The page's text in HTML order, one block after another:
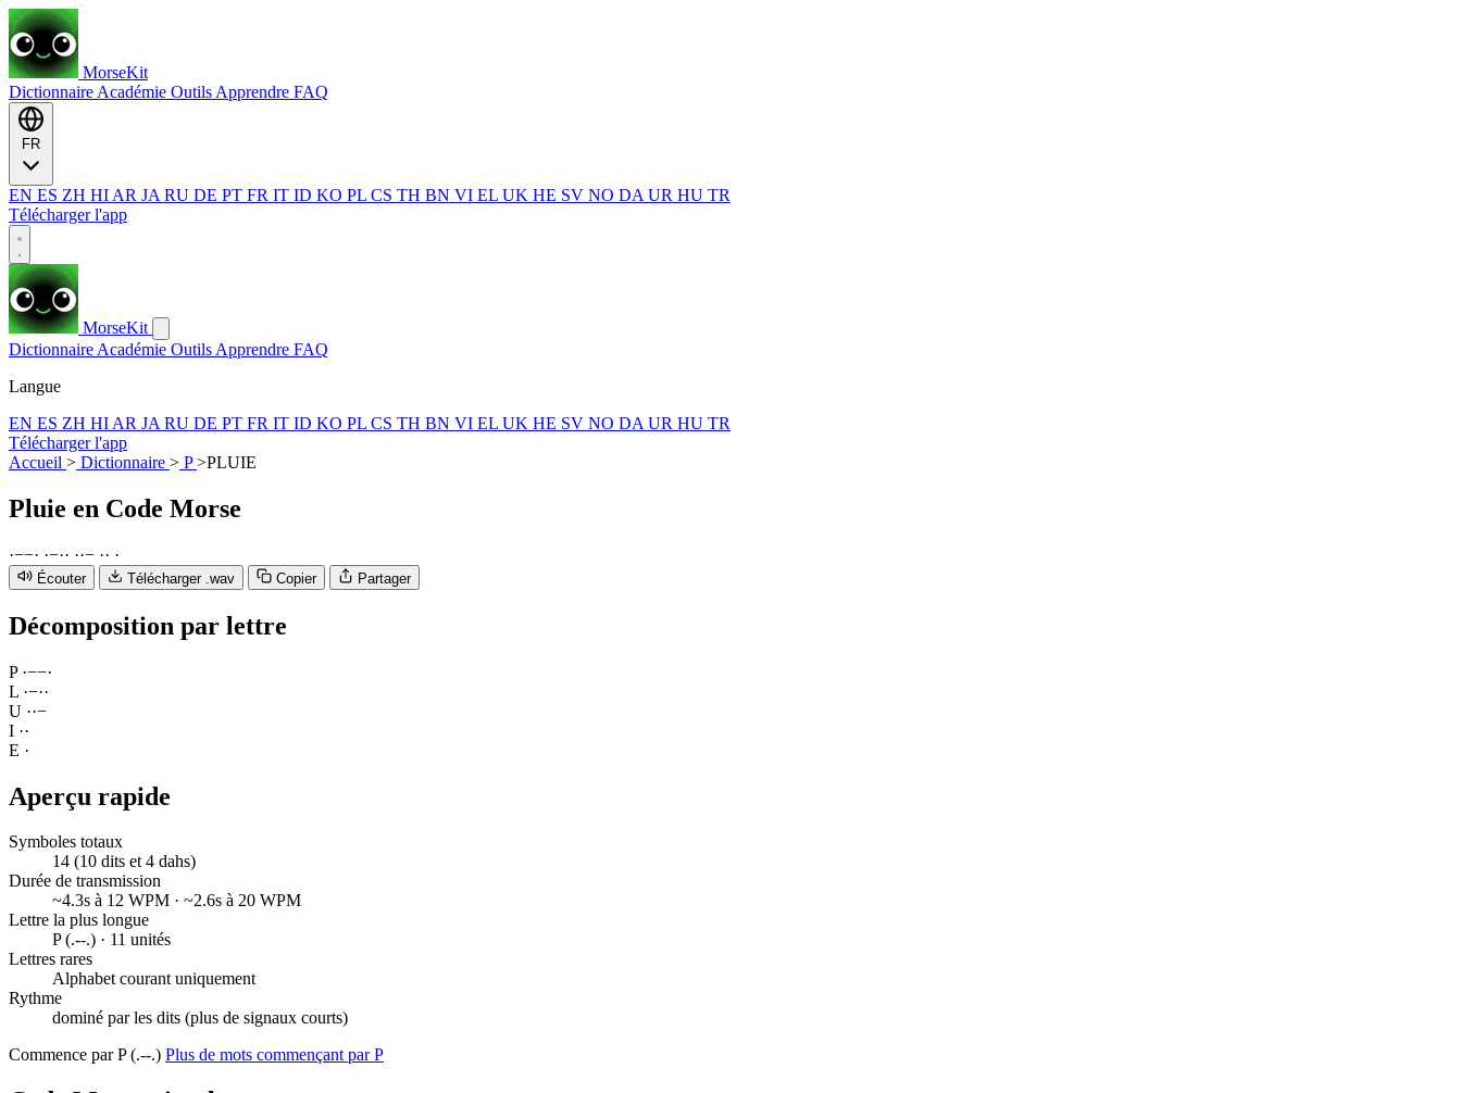
MorseKit
Dictionnaire Académie Outils Apprendre FAQ
EN ES ZH HI AR JA RU DE PT FR IT ID KO PL CS TH BN VI EL UK HE SV NO DA UR HU TR
Télécharger l'app
MorseKit
Dictionnaire Académie Outils Apprendre FAQ
Langue
EN ES ZH HI AR JA RU DE PT FR IT ID KO PL CS TH BN VI EL UK HE SV NO DA UR HU TR
Télécharger l'app
Accueil > Dictionnaire > P>PLUIE
Pluie en Code Morse
·−−· ·−·· ··− ·· ·
Écouter Télécharger .wav Copier Partager
Décomposition par lettre
P ·−−·
L ·−··
U ··−
I ··
E ·
Aperçu rapide
Symboles totaux
14 (10 dits et 4 dahs)
Durée de transmission
~4.3s à 12 WPM · ~2.6s à 20 WPM
Lettre la plus longue
P (.--.) · 11 unités
Lettres rares
Alphabet courant uniquement
Rythme
dominé par les dits (plus de signaux courts)
Commence par P (.--.) Plus de mots commençant par P